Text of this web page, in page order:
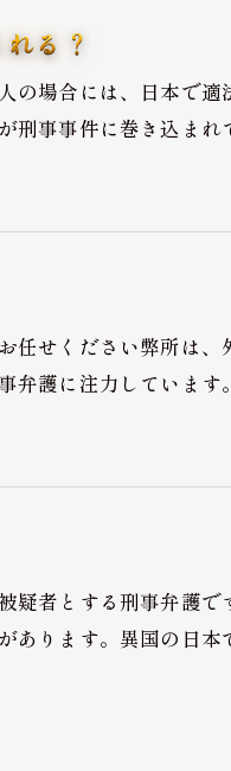
る？
の場合には、日本で
刑事事件に巻き込ま
任せください弊所は
弁護に注力していま
疑者とする刑事弁護
あります。異国の日